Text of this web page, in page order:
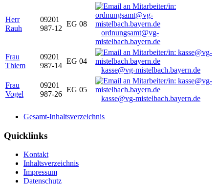
Herr
Rauh
09201
987-12
EG 08
ordnungsamt@vg-
mistelbach.bayern.de
Frau
Thiem
09201
987-14
EG 04
kasse@vg-mistelbach.bayern.de
Frau
Vogel
09201
987-26
EG 05
kasse@vg-mistelbach.bayern.de
Gesamt-Inhaltsverzeichnis
Quicklinks
Kontakt
Inhaltsverzeichnis
Impressum
Datenschutz